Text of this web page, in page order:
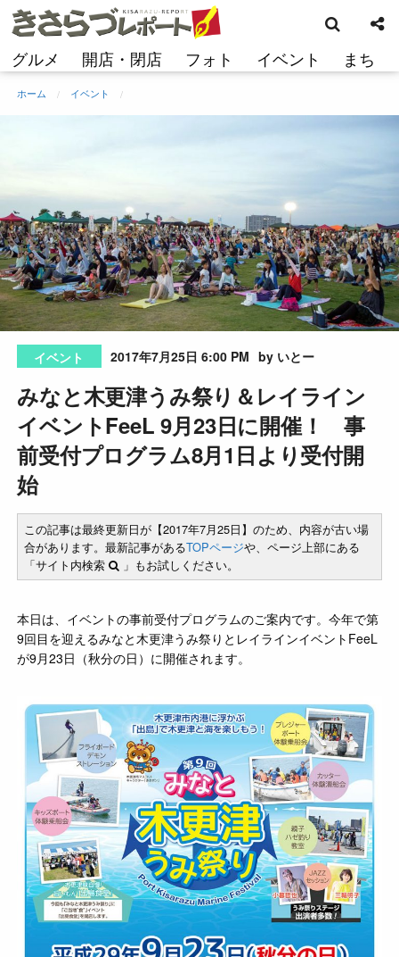
コ
ン
ン
プ
グルメ 開店・閉店 フォト イベント まち
索
ホーム イベント
イベント 2017年7月25日 6:00 PM by いとー
みなと木更津うみ祭り＆レイライン
イベントFeeL 9月23日に開催！ 事
前受付プログラム8月1日より受付開
始
この記事は最終更新日が【2017年7月25日】のため、内容が古い場
合があります。最新記事があるTOPページや、ページ上部にある
「サイト内検索
」もお試しください。
本日は、イベントの事前受付プログラムのご案内です。今年で第
9回目を迎えるみなと木更津うみ祭りとレイラインイベントFeeL
が9月23日（秋分の日）に開催されます。